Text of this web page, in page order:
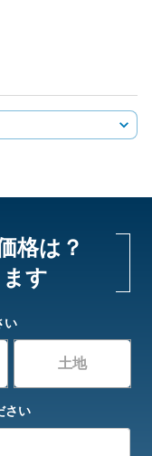
格は？
す
い
土地
さい